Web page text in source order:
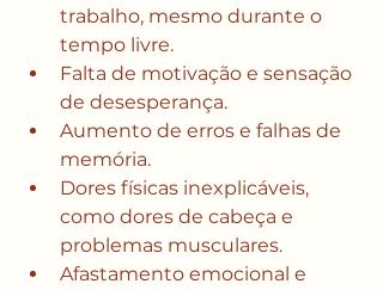
trabalho, mesmo durante o
tempo livre.
Falta de motivação e sensação
de desesperança.
Aumento de erros e falhas de
memória.
Dores físicas inexplicáveis,
como dores de cabeça e
problemas musculares.
Afastamento emocional e